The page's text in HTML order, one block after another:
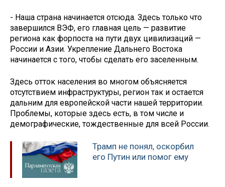
- Наша страна начинается отсюда. Здесь только что
завершился ВЭФ, его главная цель — развитие
региона как форпоста на пути двух цивилизаций —
России и Азии. Укрепление Дальнего Востока
начинается с того, чтобы сделать его заселенным.
Здесь отток населения во многом объясняется
отсутствием инфраструктуры, регион так и остается
дальним для европейской части нашей территории.
Проблемы, которые здесь есть, в том числе и
демографические, тождественные для всей России.
Трамп не понял, оскорбил
его Путин или помог ему